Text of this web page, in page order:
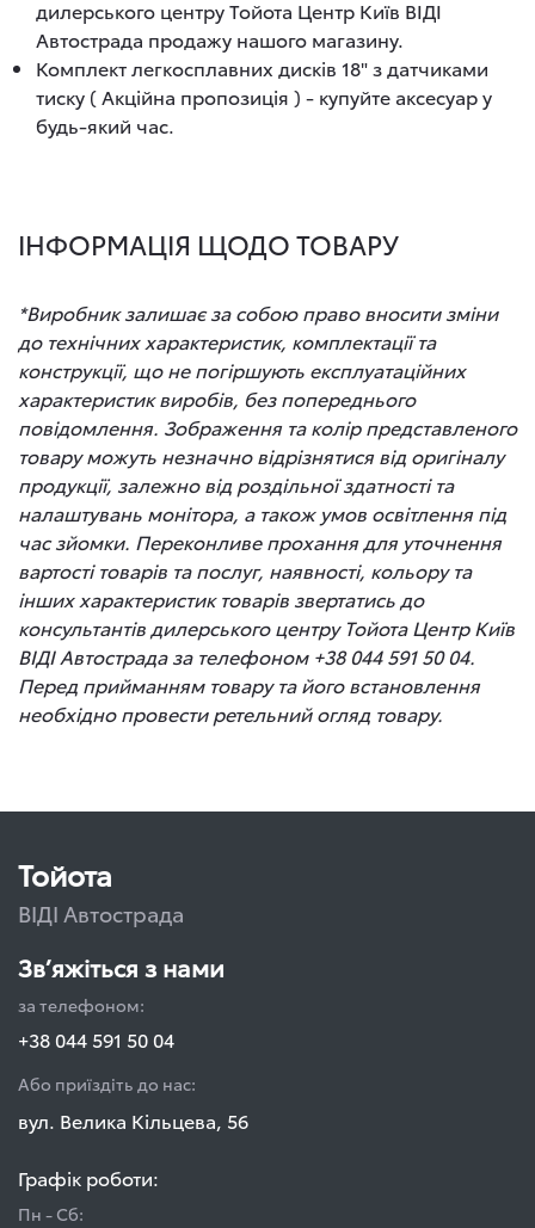
дилерського центру Тойота Центр Київ ВІДІ
Автострада продажу нашого магазину.
Комплект легкосплавних дисків 18" з датчиками
тиску ( Акційна пропозиція ) - купуйте аксесуар у
будь-який час.
ІНФОРМАЦІЯ ЩОДО ТОВАРУ
*Виробник залишає за собою право вносити зміни
до технічних характеристик, комплектації та
конструкції, що не погіршують експлуатаційних
характеристик виробів, без попереднього
повідомлення. Зображення та колір представленого
товару можуть незначно відрізнятися від оригіналу
продукції, залежно від роздільної здатності та
налаштувань монітора, а також умов освітлення під
час зйомки. Переконливе прохання для уточнення
вартості товарів та послуг, наявності, кольору та
інших характеристик товарів звертатись до
консультантів дилерського центру Тойота Центр Київ
ВІДІ Автострада за телефоном +38 044 591 50 04.
Перед прийманням товару та його встановлення
необхідно провести ретельний огляд товару.
Тойота
ВІДІ Автострада
Зв’яжіться з нами
за телефоном:
+38 044 591 50 04
Або приїздіть до нас:
вул. Велика Кільцева, 56
Графік роботи:
Пн - Сб: